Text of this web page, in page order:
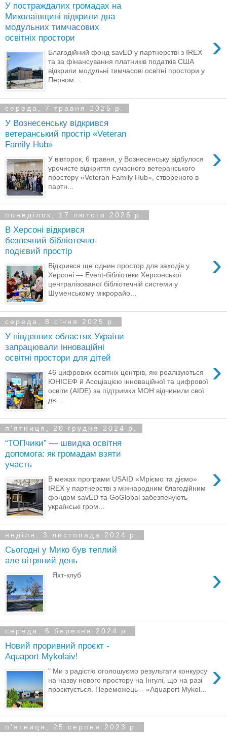
У постраждалих громадах на
Миколаївщині відкрили два
модульних тимчасових
освітніх простори
›
Благодійний фонд savED у партнерстві з IREX
та за фінансування платників податків США
відкрили модульні тимчасові освітні простори у
Первом...
середа, 7 травня 2025 р.
У Вознесенську відкрився
ветеранський простір «Veteran
Family Hub»
›
У вівторок, 6 травня, у Вознесенську відбулося
урочисте відкриття сучасного ветеранського
простору «Veteran Family Hub», створеного в
партн...
понеділок, 17 лютого 2025 р.
В Херсоні відкрився
безпечний бібліотечно-
подієвий простір
›
Відкрився ще однин простор для заходів у
Херсоні — Event-бібліотеки Херсонської
централізованої бібліотечній системи у
Шуменському мікрорайо...
середа, 8 січня 2025 р.
У південних областях України
запрацювали інноваційні
освітні простори для дітей
›
46 цифрових освітніх центрів, які реалізуються
ЮНІСЕФ й Асоціацією інноваційної та цифрової
освіти (AIDE) за підтримки МОН відчинили свої
дв...
пʼятниця, 20 грудня 2024 р.
“ТОПчики” — швидка освітня
допомога: як громадам взяти
участь
›
В межах програми USAID «Мріємо та діємо»
IREX у партнерстві з міжнародним благодійним
фондом savED та GoGlobal забезпечують
українські гром...
неділя, 3 листопада 2024 р.
Сьогодні у Мико був теплий
але вітряний день
›
Яхт-клуб
середа, 6 березня 2024 р.
Новий проривний проєкт -
Aquaport Mykolaiv!
›
" Ми з радістю оголошуємо результати конкурсу
на назву нового простору на Інгулі, що на разі
проєктується. Переможець – «Aquaport Mykol...
пʼятниця, 25 серпня 2023 р.